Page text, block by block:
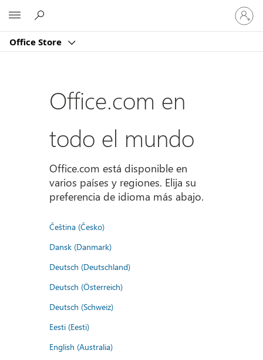
Office Store
Iniciar
sesión
en
cuenta
Office.com en
todo el mundo
Office.com está disponible en
varios países y regiones. Elija su
preferencia de idioma más abajo.
Čeština (Česko)
Dansk (Danmark)
Deutsch (Deutschland)
Deutsch (Österreich)
Deutsch (Schweiz)
Eesti (Eesti)
English (Australia)